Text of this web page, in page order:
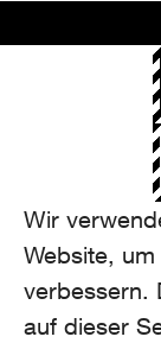
Wir
Website,
verbessern.
auf dieser
CH-8050
CONTACT
+41 44 208
FOLLOW